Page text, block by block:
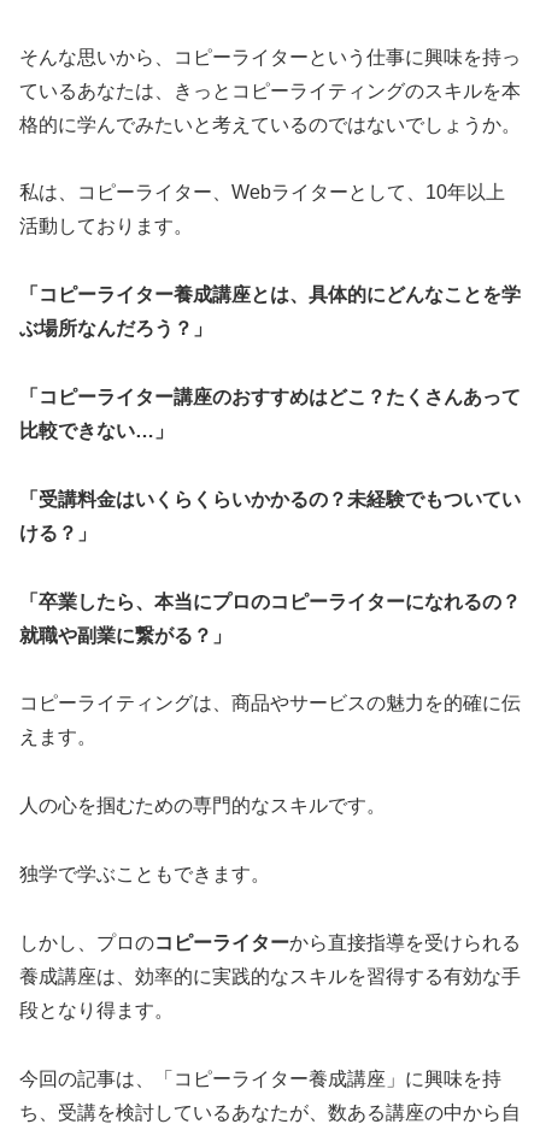
そんな思いから、コピーライターという仕事に興味を持っ
ているあなたは、きっとコピーライティングのスキルを本
格的に学んでみたいと考えているのではないでしょうか。
私は、コピーライター、Webライターとして、10年以上
活動しております。
「コピーライター養成講座とは、具体的にどんなことを学
ぶ場所なんだろう？」
「コピーライター講座のおすすめはどこ？たくさんあって
比較できない…」
「受講料金はいくらくらいかかるの？未経験でもついてい
ける？」
「卒業したら、本当にプロのコピーライターになれるの？
就職や副業に繋がる？」
コピーライティングは、商品やサービスの魅力を的確に伝
えます。
人の心を掴むための専門的なスキルです。
独学で学ぶこともできます。
しかし、プロのコピーライターから直接指導を受けられる
養成講座は、効率的に実践的なスキルを習得する有効な手
段となり得ます。
今回の記事は、「コピーライター養成講座」に興味を持
ち、受講を検討しているあなたが、数ある講座の中から自